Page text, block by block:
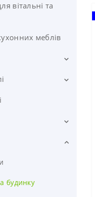
вітальні та
меблів
крісла
Пляжні
будинку
будинку